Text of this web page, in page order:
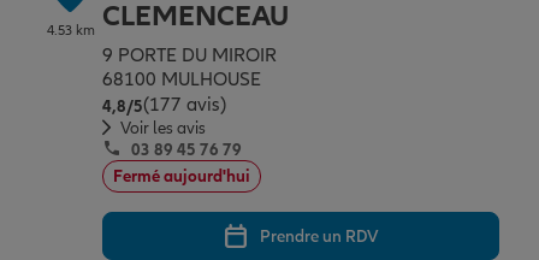
4.53 km CLEMENCEAU
9 PORTE DU MIROIR
68100 MULHOUSE
4,8/5Note de 4.8 sur 5
(177 avis)
Voir les avis
03 89 45 76 79
Fermé aujourd'hui
Prendre un RDV